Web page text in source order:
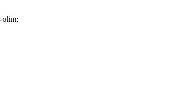
olim;